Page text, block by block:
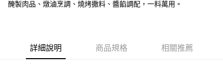
每筆NT$60，滿NT$699(含以上)免運費
醃製肉品、燉滷烹調、燒烤撒料、醬餡調配，一料萬用。
詳細說明 商品規格 相關推薦